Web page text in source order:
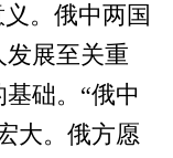
。俄中两国
展至关重
础。“俄中
大。俄方愿